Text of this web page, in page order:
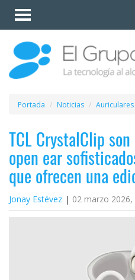
Invitado
Iniciar
sesión /
Registrarse
Esenciales
Móviles
Ofertas
Apps
Redes
sociales
Portada Noticias Auriculares
TCL CrystalClip
open ear
que ofrecen una
Jonay Estévez 02 marzo 2026,